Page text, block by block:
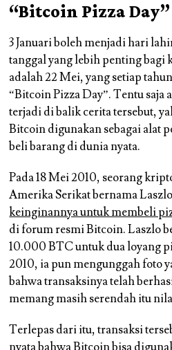
“Bitcoin Pizza
3 Januari boleh menjadi hari
tanggal yang lebih penting bagi
adalah 22 Mei, yang setiap
“Bitcoin Pizza Day”. Tentu saja
terjadi di balik cerita tersebut,
Bitcoin digunakan sebagai alat
beli barang di dunia nyata.
Pada 18 Mei 2010, seorang
Amerika Serikat bernama
keinginannya untuk membeli
di forum resmi Bitcoin. Laszlo
10.000 BTC untuk dua loyang
2010, ia pun mengunggah foto
bahwa transaksinya telah
memang masih serendah itu
Terlepas dari itu, transaksi